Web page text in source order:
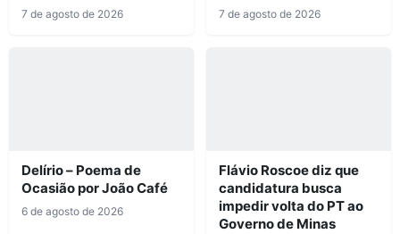
7 de agosto de 2026 7 de agosto de 2026
Delírio – Poema de
Ocasião por João Café
6 de agosto de 2026
Flávio Roscoe diz que
candidatura busca
impedir volta do PT ao
Governo de Minas